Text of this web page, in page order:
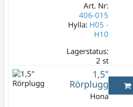
Art. Nr:
406-015
Hylla: H05 -
H10
Lagerstatus:
2 st
169 kr
Varav moms:
33,80 kr
1,5"
Rörplugg
Hona